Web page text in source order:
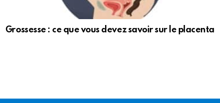
Grossesse : ce que vous devez savoir sur le placenta